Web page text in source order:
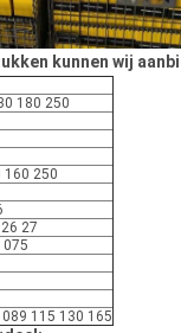
kunnen wij
180 250
160 250
27
075
115 130 165